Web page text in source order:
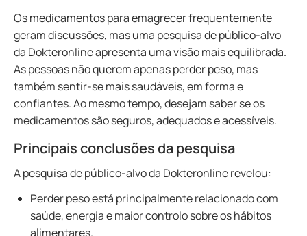
Os medicamentos para emagrecer frequentemente
geram discussões, mas uma pesquisa de público-alvo
da Dokteronline apresenta uma visão mais equilibrada.
As pessoas não querem apenas perder peso, mas
também sentir-se mais saudáveis, em forma e
confiantes. Ao mesmo tempo, desejam saber se os
medicamentos são seguros, adequados e acessíveis.
Principais conclusões da pesquisa
A pesquisa de público-alvo da Dokteronline revelou:
Perder peso está principalmente relacionado com
saúde, energia e maior controlo sobre os hábitos
alimentares.